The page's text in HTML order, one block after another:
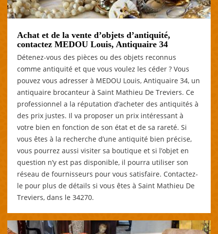
Achat et de la vente d’objets d’antiquité,
contactez MEDOU Louis, Antiquaire 34
Détenez-vous des pièces ou des objets reconnus
comme antiquité et que vous voulez les céder ? Vous
pouvez vous adresser à MEDOU Louis, Antiquaire 34, un
antiquaire brocanteur à Saint Mathieu De Treviers. Ce
professionnel a la réputation d’acheter des antiquités à
des prix justes. Il va proposer un prix intéressant à
votre bien en fonction de son état et de sa rareté. Si
vous êtes à la recherche d’une antiquité bien précise,
vous pourrez aussi visiter sa boutique et si l’objet en
question n’y est pas disponible, il pourra utiliser son
réseau de fournisseurs pour vous satisfaire. Contactez-
le pour plus de détails si vous êtes à Saint Mathieu De
Treviers, dans le 34270.